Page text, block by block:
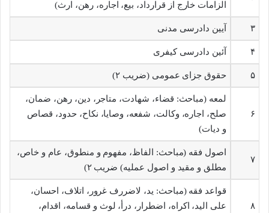
الزامات خارج از قرارداد، بیع، اجاره، رهن، ارث)
۳ آیین دادرسی مدنی
۴ آئین دادرسی کیفری
۵ حقوق جزای عمومی (ضریب ۲)
۶
لمعه (مباحث: قضاء، شهادت، متاجر، دین، رهن، ضمان،
صلح، اجاره، وکالت، شفعه، وصایا، نکاح، حدود، قصاص
و دیات)
۷
اصول فقه (مباحث: الفاظ، مفهوم و منطوق، عام و خاص،
مطلق و مقید و اصول عملیه) ضریب ۲)
۸
قواعد فقه (مباحث: ید، لاضررف غرور، اتلاف، احسان،
علی الید، اکراه، اضطرار، درأ، لوث و قسامه، اقدام،